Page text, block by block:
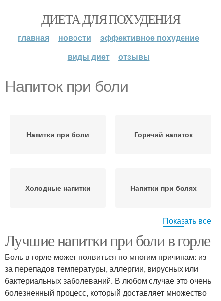
ДИЕТА ДЛЯ ПОХУДЕНИЯ
главная новости
эффективное похудение
виды диет
отзывы
Напиток при боли
Напитки при боли Горячий напиток
Холодные напитки Напитки при болях
Напитки в ассортименте Эффективные напитки
Целебный напиток Напиток с лимоном
Показать все
Лучшие напитки при боли в горле
Боль в горле может появиться по многим причинам: из-
за перепадов температуры, аллергии, вирусных или
бактериальных заболеваний. В любом случае это очень
болезненный процесс, который доставляет множество